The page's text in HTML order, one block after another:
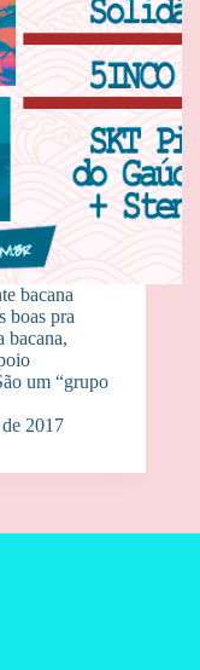
bacana
boas pra
bacana,
um “grupo
2017